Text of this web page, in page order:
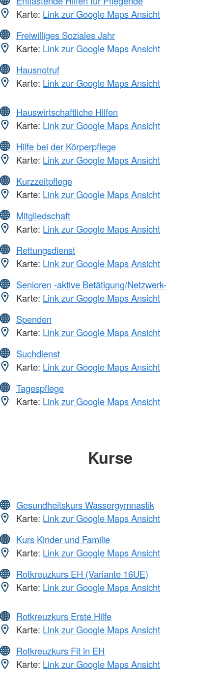
Karte: Link zur Google Maps Ansicht
Freiwilliges Soziales Jahr
Karte: Link zur Google Maps Ansicht
Hausnotruf
Karte: Link zur Google Maps Ansicht
Hauswirtschaftliche Hilfen
Karte: Link zur Google Maps Ansicht
Hilfe bei der Körperpflege
Karte: Link zur Google Maps Ansicht
Kurzzeitpflege
Karte: Link zur Google Maps Ansicht
Mitgliedschaft
Karte: Link zur Google Maps Ansicht
Rettungsdienst
Karte: Link zur Google Maps Ansicht
Senioren -aktive Betätigung/Netzwerk-
Karte: Link zur Google Maps Ansicht
Spenden
Karte: Link zur Google Maps Ansicht
Suchdienst
Karte: Link zur Google Maps Ansicht
Tagespflege
Karte: Link zur Google Maps Ansicht
Kurse
Gesundheitskurs Wassergymnastik
Karte: Link zur Google Maps Ansicht
Kurs Kinder und Familie
Karte: Link zur Google Maps Ansicht
Rotkreuzkurs EH (Variante 16UE)
Karte: Link zur Google Maps Ansicht
Rotkreuzkurs Erste Hilfe
Karte: Link zur Google Maps Ansicht
Rotkreuzkurs Fit in EH
Karte: Link zur Google Maps Ansicht